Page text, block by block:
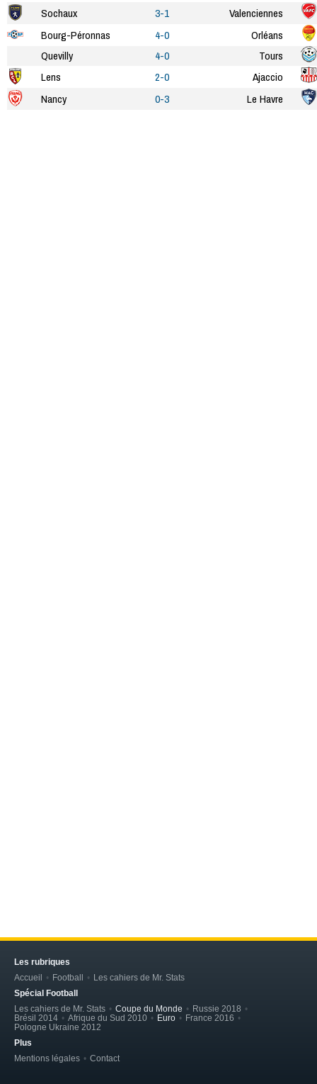
Sochaux
3-1
Valenciennes
Bourg-Péronnas
4-0
Orléans
Quevilly
4-0
Tours
Lens
2-0
Ajaccio
Nancy
0-3 Le Havre
Les rubriques
Accueil
Football
Les cahiers de Mr. Stats
Spécial Football
Les cahiers de Mr. Stats
Coupe du Monde
Russie 2018
Brésil 2014
Afrique du Sud 2010 Euro
France 2016
Pologne Ukraine 2012
Plus
Mentions légales
Contact